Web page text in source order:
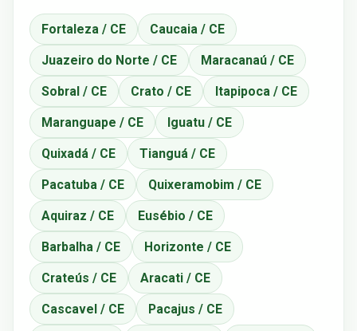
Fortaleza / CE Caucaia / CE
Juazeiro do Norte / CE Maracanaú / CE
Sobral / CE Crato / CE Itapipoca / CE
Maranguape / CE Iguatu / CE
Quixadá / CE Tianguá / CE
Pacatuba / CE Quixeramobim / CE
Aquiraz / CE Eusébio / CE
Barbalha / CE Horizonte / CE
Crateús / CE Aracati / CE
Cascavel / CE Pacajus / CE